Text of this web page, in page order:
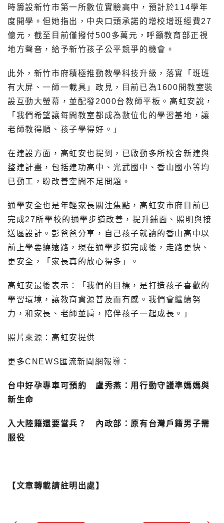
時籌設新竹市第一所數位實驗高中，預計於114學年
度開學。但她指出，中央口頭承諾的增校增班經費27
億元，截至目前僅撥付500多萬元，呼籲教育部正視
地方聲音，給予新竹孩子公平競爭的機會。
此外，新竹市府積極推動教學科技升級，落實「班班
有大屏、一師一載具」政見，目前已為1600間教室裝
設互動大螢幕，並配發2000台教師平板。高虹安說，
「我們希望讓每間教室都成為數位化的學習基地，讓
老師教得順、孩子學得好。」
在建設方面，高虹安也提到，已啟動多所校舍新建與
整建計畫，包括建功高中、光武國中、香山國小等均
已動工，盼改善空間不足問題。
通學安全也是年輕家長關注焦點，高虹安市府目前已
完成27所學校的通學步道改善，提升鋪面、照明與接
送區設計。彭爸爸分享，自己孩子就讀的香山高中以
前上學要繞遠路，現在通學步道完成後，走路更快、
更安全，「家長真的放心得多」。
高虹安最後表示：「我們的目標，是打造孩子喜歡的
學習環境，讓教育資源普及而有感。我們會繼續努
力，和家長、老師並肩，陪伴孩子一起成長。」
照片來源：高虹安提供
更多CNEWS匯流新聞網報導：
台中好孕專車可預約 盧秀燕：用行動守護準媽媽與
新生命
入大陸籍還要當兵？ 內政部：原有台灣戶籍男子需
服役
【文章轉載請註明出處】